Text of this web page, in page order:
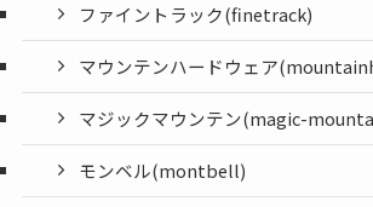
ファイントラック(finetrack)
マウンテンハードウェア
マジックマウンテン(magic-
モンベル(montbell)